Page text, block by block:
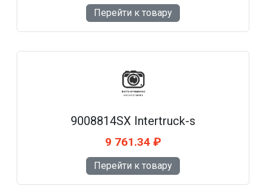
Перейти к товару
9008814SX Intertruck-s
9 761.34 ₽
Перейти к товару